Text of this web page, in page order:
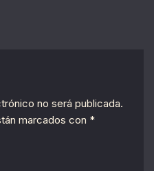
no será publicada.
marcados con *